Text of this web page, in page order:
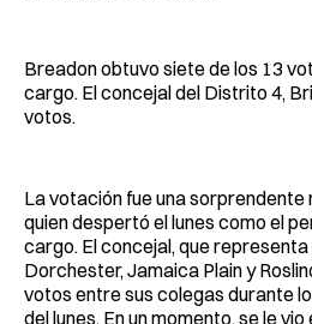
Breadon obtuvo siete de los 13
cargo. El concejal del Distrito 4,
votos.
La votación fue una
quien despertó el lunes como el
cargo. El concejal, que
Dorchester, Jamaica Plain y
votos entre sus colegas durante
del lunes. En un momento, se le